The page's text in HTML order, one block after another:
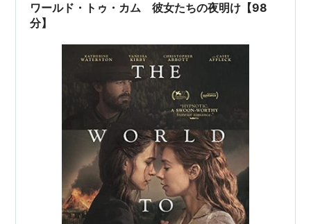
ワールド・トゥ・カム 彼女たちの夜明け【98
分】